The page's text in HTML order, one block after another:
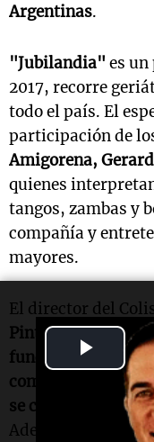
Play
Argentinas.
"Jubilandia" es un
2017, recorre
todo el país. El
participación de
Amigorena,
quienes
tangos, zambas y
compañía y
mayores.
El director del
Pintos, expresó
función social no
comercial ni en
se construye
Además, enfatizó